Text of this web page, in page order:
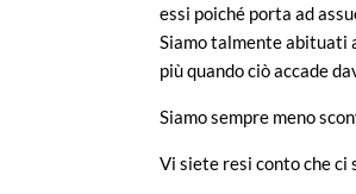
essi poiché porta ad
Siamo talmente abituati
più quando ciò accade
Siamo sempre meno
Vi siete resi conto che ci